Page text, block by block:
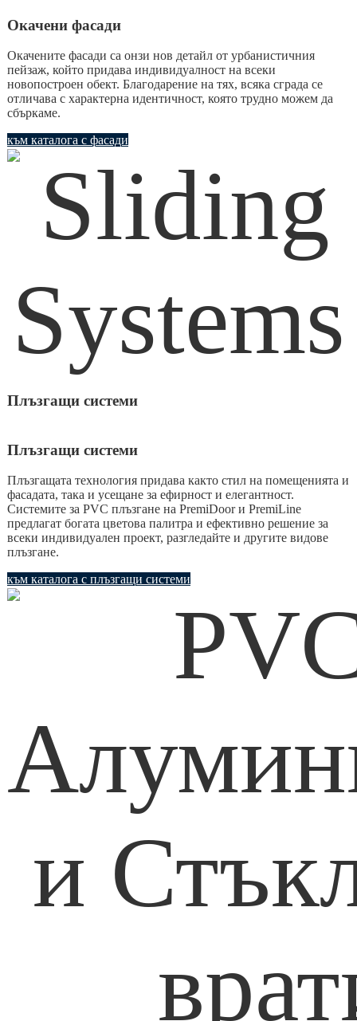
Окачени фасади
Окачените фасади са онзи нов детайл от урбанистичния
пейзаж, който придава индивидуалност на всеки
новопостроен обект. Благодарение на тях, всяка сграда се
отличава с характерна идентичност, която трудно можем да
сбъркаме.
към каталога с фасади
Плъзгащи системи
Плъзгащи системи
Плъзгащата технология придава както стил на помещенията и
фасадата, така и усещане за ефирност и елегантност.
Системите за PVC плъзгане на PremiDoor и PremiLine
предлагат богата цветова палитра и ефективно решение за
всеки индивидуален проект, разгледайте и другите видове
плъзгане.
към каталога с плъзгащи системи